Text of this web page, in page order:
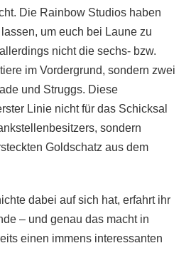
Die Rainbow Studios haben
um euch bei Laune zu
nicht die sechs- bzw.
im Vordergrund, sondern zwei
und Struggs. Diese
Linie nicht für das Schicksal
sondern
Goldschatz aus dem
dabei auf sich hat, erfahrt ihr
– und genau das macht in
einen immens interessanten